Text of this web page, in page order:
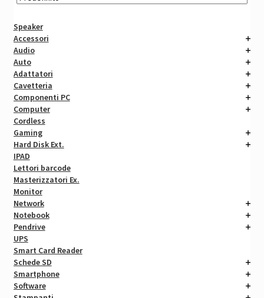
Speaker
Accessori
Audio
Auto
Adattatori
Cavetteria
Componenti PC
Computer
Cordless
Gaming
Hard Disk Ext.
IPAD
Lettori barcode
Masterizzatori Ex.
Monitor
Network
Notebook
Pendrive
UPS
Smart Card Reader
Schede SD
Smartphone
Software